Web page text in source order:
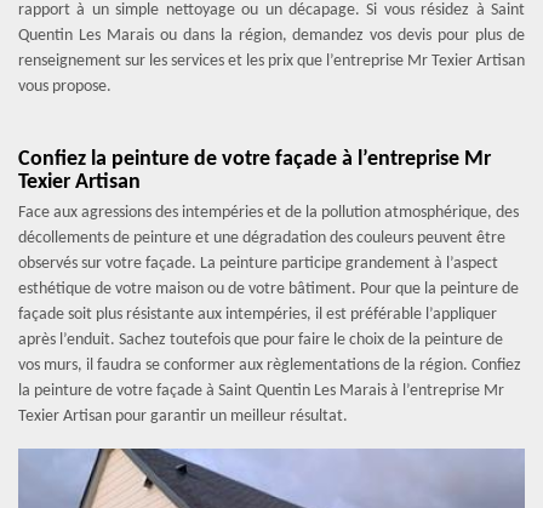
rapport à un simple nettoyage ou un décapage. Si vous résidez à Saint
Quentin Les Marais ou dans la région, demandez vos devis pour plus de
renseignement sur les services et les prix que l’entreprise Mr Texier Artisan
vous propose.
Confiez la peinture de votre façade à l’entreprise Mr
Texier Artisan
Face aux agressions des intempéries et de la pollution atmosphérique, des
décollements de peinture et une dégradation des couleurs peuvent être
observés sur votre façade. La peinture participe grandement à l’aspect
esthétique de votre maison ou de votre bâtiment. Pour que la peinture de
façade soit plus résistante aux intempéries, il est préférable l’appliquer
après l’enduit. Sachez toutefois que pour faire le choix de la peinture de
vos murs, il faudra se conformer aux règlementations de la région. Confiez
la peinture de votre façade à Saint Quentin Les Marais à l’entreprise Mr
Texier Artisan pour garantir un meilleur résultat.